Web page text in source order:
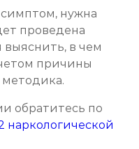
нужна
проведена
выяснить, в чем
причины
методика.
обратитесь по
наркологической